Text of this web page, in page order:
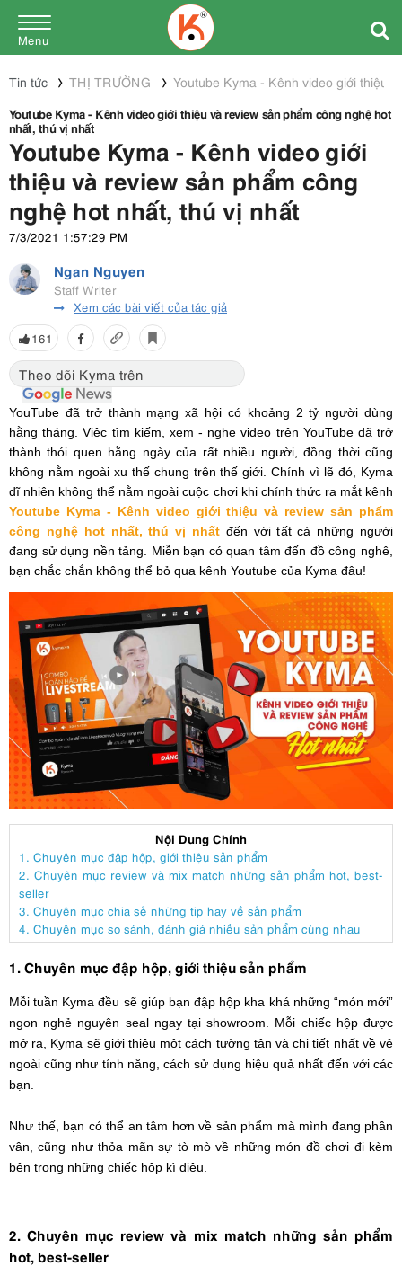
Menu
Tin tức THỊ TRƯỜNG
Youtube Kyma - Kênh video giới thiệu
Youtube Kyma - Kênh video giới thiệu và review sản phẩm công nghệ hot
nhất, thú vị nhất
Youtube Kyma - Kênh video giới
thiệu và review sản phẩm công
nghệ hot nhất, thú vị nhất
7/3/2021 1:57:29 PM
Ngan Nguyen
Staff Writer
Xem các bài viết của tác giả
161
Theo dõi Kyma trên
YouTube đã trở thành mạng xã hội có khoảng 2 tỷ người dùng
hằng tháng. Việc tìm kiếm, xem - nghe video trên YouTube đã trở
thành thói quen hằng ngày của rất nhiều người, đồng thời cũng
không nằm ngoài xu thế chung trên thế giới. Chính vì lẽ đó, Kyma
dĩ nhiên không thể nằm ngoài cuộc chơi khi chính thức ra mắt kênh
Youtube Kyma - Kênh video giới thiệu và review sản phẩm
công nghệ hot nhất, thú vị nhất đến với tất cả những người
đang sử dụng nền tảng. Miễn bạn có quan tâm đến đồ công nghê,
bạn chắc chắn không thể bỏ qua kênh Youtube của Kyma đâu!
Nội Dung Chính
1. Chuyên mục đập hộp, giới thiệu sản phẩm
2. Chuyên mục review và mix match những sản phẩm hot, best-
seller
3. Chuyên mục chia sẻ những tip hay về sản phẩm
4. Chuyên mục so sánh, đánh giá nhiều sản phẩm cùng nhau
1. Chuyên mục đập hộp, giới thiệu sản phẩm
Mỗi tuần Kyma đều sẽ giúp bạn đập hộp kha khá những “món mới”
ngon nghẻ nguyên seal ngay tại showroom. Mỗi chiếc hộp được
mở ra, Kyma sẽ giới thiệu một cách tường tận và chi tiết nhất về vẻ
ngoài cũng như tính năng, cách sử dụng hiệu quả nhất đến với các
bạn.
Như thế, bạn có thể an tâm hơn về sản phẩm mà mình đang phân
vân, cũng như thỏa mãn sự tò mò về những món đồ chơi đi kèm
bên trong những chiếc hộp kì diệu.
2. Chuyên mục review và mix match những sản phẩm
hot, best-seller